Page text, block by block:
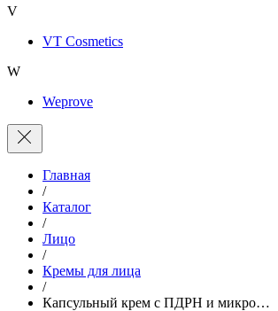
V
VT Cosmetics
W
Weprove
Главная
/
Каталог
/
Лицо
/
Кремы для лица
/
Капсульный крем с ПДРН и микро…